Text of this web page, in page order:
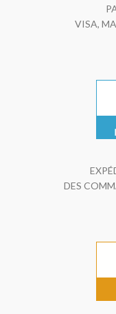
VISA,
DES